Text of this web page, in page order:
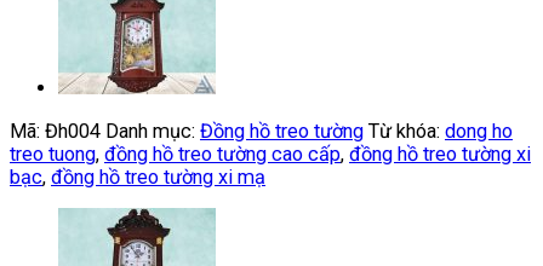
Mã: Đh004 Danh mục: Đồng hồ treo tường Từ khóa: dong ho
treo tuong, đồng hồ treo tường cao cấp, đồng hồ treo tường xi
bạc, đồng hồ treo tường xi mạ